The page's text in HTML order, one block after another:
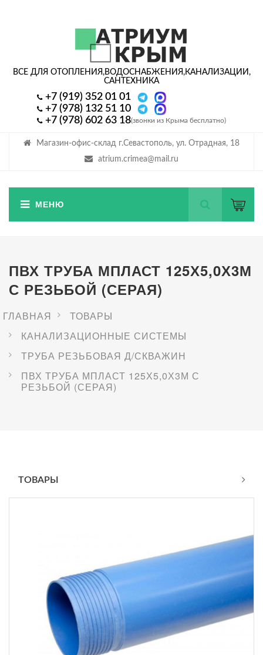
Магазин-офис-склад г.Севастополь, ул. Отрадная, 18
atrium.crimea@mail.ru
ВСЕ ДЛЯ ОТОПЛЕНИЯ,ВОДОСНАБЖЕНИЯ,КАНАЛИЗАЦИИ,
САНТЕХНИКА
+7 (919) 352 01 01
+7 (978) 132 51 10
+7 (978) 602 63 18(звонки из Крыма бесплатно)
ПВХ ТРУБА МПЛАСТ 125Х5,0Х3М
С РЕЗЬБОЙ (СЕРАЯ)
ГЛАВНАЯ
ТОВАРЫ
КАНАЛИЗАЦИОННЫЕ СИСТЕМЫ
ТРУБА РЕЗЬБОВАЯ Д/СКВАЖИН
ПВХ ТРУБА МПЛАСТ 125Х5,0Х3М С
РЕЗЬБОЙ (СЕРАЯ)
ТОВАРЫ